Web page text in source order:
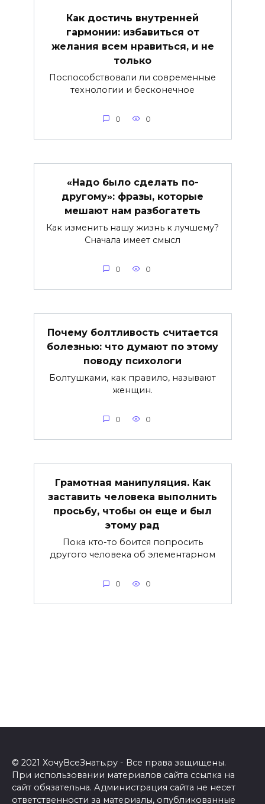
Как достичь внутренней
гармонии: избавиться от
желания всем нравиться, и не
только
Поспособствовали ли современные
технологии и бесконечное
0 0
«Надо было сделать по-
другому»: фразы, которые
мешают нам разбогатеть
Как изменить нашу жизнь к лучшему?
Сначала имеет смысл
0 0
Почему болтливость считается
болезнью: что думают по этому
поводу психологи
Болтушками, как правило, называют
женщин.
0 0
Грамотная манипуляция. Как
заставить человека выполнить
просьбу, чтобы он еще и был
этому рад
Пока кто-то боится попросить
другого человека об элементарном
0 0
© 2021 ХочуВсеЗнать.ру - Все права защищены.
При использовании материалов сайта ссылка на
сайт обязательна. Администрация сайта не несет
ответственности за материалы, опубликованные